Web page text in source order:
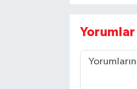
Yorumlar